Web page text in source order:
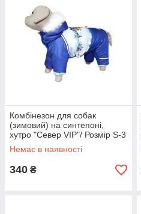
Комбінезон для собак
(зимовий) на синтепоні,
хутро "Север VIP"/ Розмір S-3
Немає в наявності
340 ₴